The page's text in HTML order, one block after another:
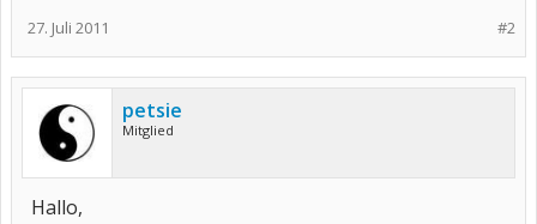
#2
27. Juli 2011
petsie
Mitglied
Hallo,